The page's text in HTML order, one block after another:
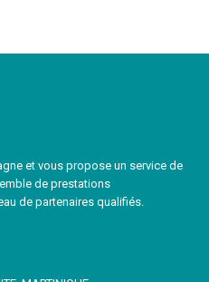
et vous propose un service de
de prestations
de partenaires qualifiés.